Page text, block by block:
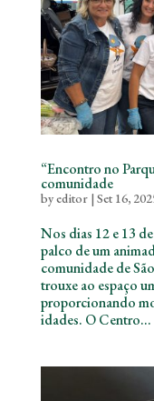
“Encontro no
comunidade
byeditor| Set 16,
Nos dias 12 e 13
palco de um
comunidade de
trouxe ao espaço
proporcionando
idades. O Centro...